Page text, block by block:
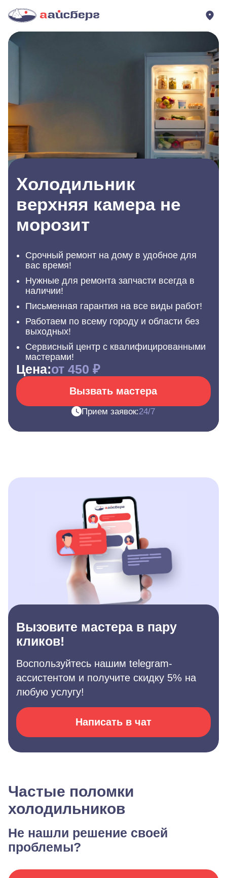
Холодильник
верхняя камера не
морозит
Срочный ремонт на дому в удобное для
вас время!
Нужные для ремонта запчасти всегда в
наличии!
Письменная гарантия на все виды работ!
Работаем по всему городу и области без
выходных!
Сервисный центр с квалифицированными
мастерами!
Цена:от 450 ₽
Вызвать мастера
Прием заявок:24/7
Вызовите мастера в пару
кликов!
Воспользуйтесь нашим telegram-
ассистентом и получите скидку 5% на
любую услугу!
Написать в чат
Частые поломки
холодильников
Не нашли решение своей
проблемы?